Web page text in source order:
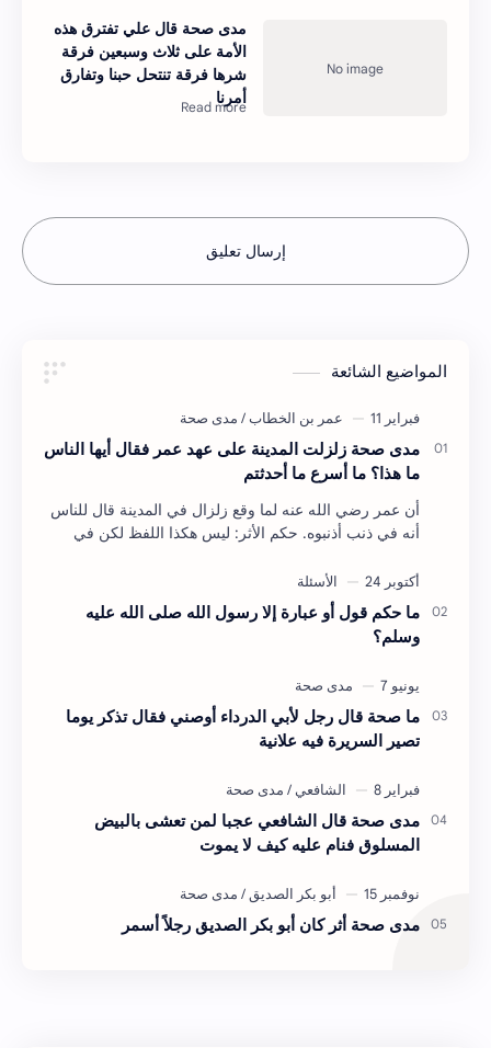
مدى صحة قال علي تفترق هذه
الأمة على ثلاث وسبعين فرقة
شرها فرقة تنتحل حبنا وتفارق
أمرنا
إرسال تعليق
المواضيع الشائعة
مدى صحة زلزلت المدينة على عهد عمر فقال أيها الناس
ما هذا؟ ما أسرع ما أحدثتم
أن عمر رضي الله عنه لما وقع زلزال في المدينة قال للناس
أنه في ذنب أذنبوه. حكم الأثر: ليس هكذا اللفظ لكن في
ما حكم قول أو عبارة إلا رسول الله صلى الله عليه
وسلم؟
ما صحة قال رجل لأبي الدرداء أوصني فقال تذكر يوما
تصير السريرة فيه علانية
مدى صحة قال الشافعي عجبا لمن تعشى بالبيض
المسلوق فنام عليه كيف لا يموت
مدى صحة أثر كان أبو بكر الصديق رجلاً أسمر